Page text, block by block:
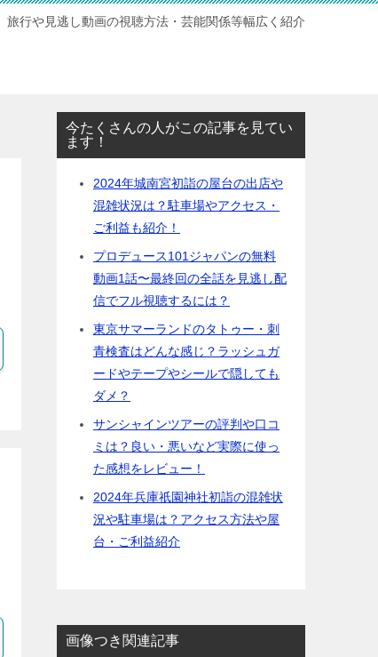
旅行や見逃し動画の視聴方法・芸能関係等幅広く紹介
今たくさんの人がこの記事を見てい
ます！
2024年城南宮初詣の屋台の出店や
混雑状況は？駐車場やアクセス・
ご利益も紹介！
プロデュース101ジャパンの無料
動画1話〜最終回の全話を見逃し配
信でフル視聴するには？
東京サマーランドのタトゥー・刺
青検査はどんな感じ？ラッシュガ
ードやテープやシールで隠しても
ダメ？
サンシャインツアーの評判や口コ
ミは？良い・悪いなど実際に使っ
た感想をレビュー！
2024年兵庫祇園神社初詣の混雑状
況や駐車場は？アクセス方法や屋
台・ご利益紹介
画像つき関連記事